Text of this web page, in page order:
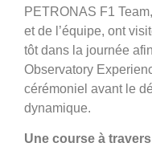
PETRONAS F1
et de l’équipe, ont
tôt dans la journée
Observatory
cérémoniel avant le
dynamique.
Une course à